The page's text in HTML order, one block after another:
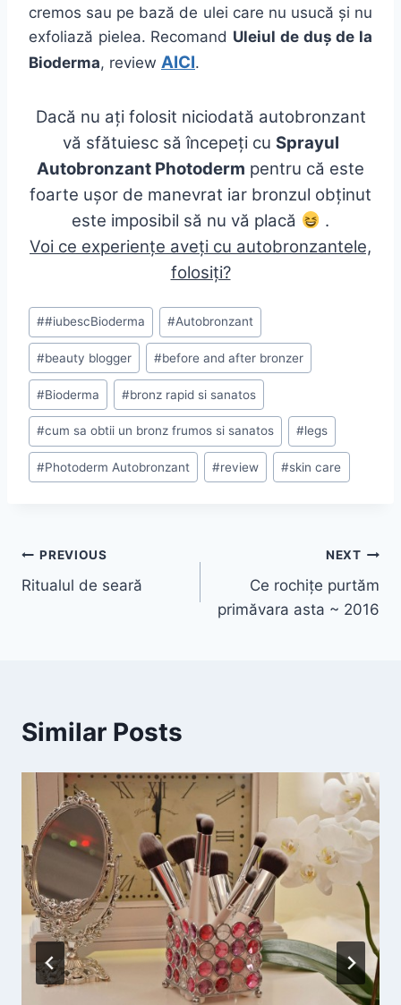
cremos sau pe bază de ulei care nu usucă și nu
exfoliază pielea. Recomand Uleiul de duș de la
Bioderma, review AICI.
Dacă nu ați folosit niciodată autobronzant
vă sfătuiesc să începeți cu Sprayul
Autobronzant Photoderm pentru că este
foarte ușor de manevrat iar bronzul obținut
este imposibil să nu vă placă
.
Voi ce experiențe aveți cu autobronzantele,
folosiți?
Post
Tags:
##iubescBioderma #Autobronzant
#beauty blogger #before and after bronzer
#Bioderma #bronz rapid si sanatos
#cum sa obtii un bronz frumos si sanatos #legs
#Photoderm Autobronzant #review #skin care
Post
navigation
PREVIOUS
Ritualul de seară
NEXT
Ce rochițe purtăm
primăvara asta ~ 2016
Similar Posts